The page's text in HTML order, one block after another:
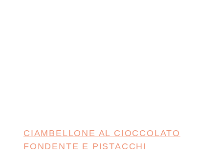
CIAMBELLONE AL CIOCCOLATO
FONDENTE E PISTACCHI